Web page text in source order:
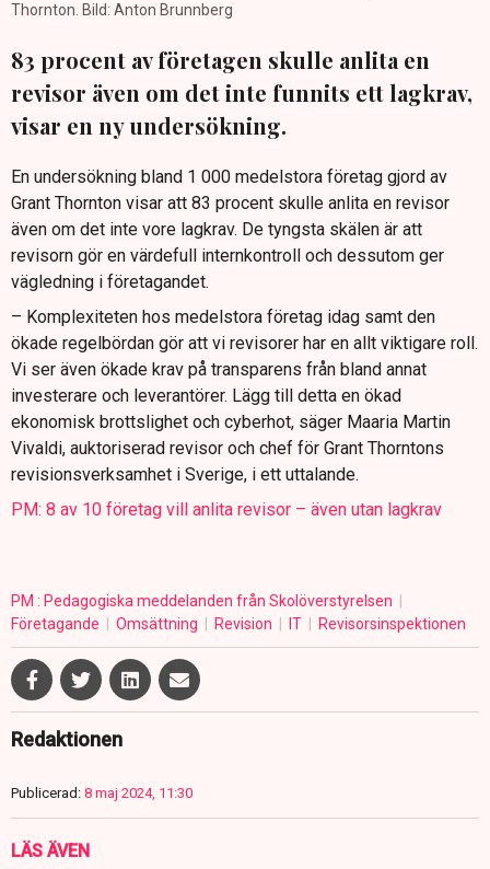
Thornton. Bild: Anton Brunnberg
83 procent av företagen skulle anlita en
revisor även om det inte funnits ett lagkrav,
visar en ny undersökning.
En undersökning bland 1 000 medelstora företag gjord av
Grant Thornton visar att 83 procent skulle anlita en revisor
även om det inte vore lagkrav. De tyngsta skälen är att
revisorn gör en värdefull internkontroll och dessutom ger
vägledning i företagandet.
– Komplexiteten hos medelstora företag idag samt den
ökade regelbördan gör att vi revisorer har en allt viktigare roll.
Vi ser även ökade krav på transparens från bland annat
investerare och leverantörer. Lägg till detta en ökad
ekonomisk brottslighet och cyberhot, säger Maaria Martin
Vivaldi, auktoriserad revisor och chef för Grant Thorntons
revisionsverksamhet i Sverige, i ett uttalande.
PM: 8 av 10 företag vill anlita revisor – även utan lagkrav
PM : Pedagogiska meddelanden från Skolöverstyrelsen
Företagande
Omsättning Revision IT Revisorsinspektionen
Redaktionen
Publicerad: 8 maj 2024, 11:30
LÄS ÄVEN